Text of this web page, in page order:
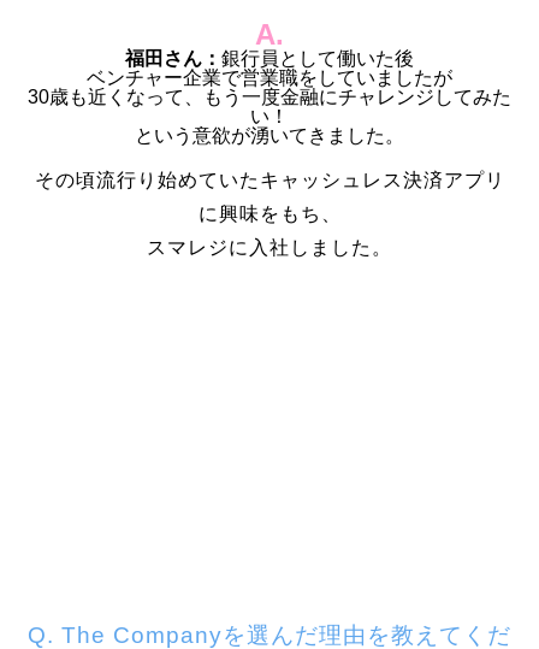
A.
福田さん： 銀行員として働いた後
ベンチャー企業で営業職をしていましたが
30歳も近くなって、もう一度金融にチャレンジしてみた
い！
という意欲が湧いてきました。
その頃流行り始めていた キャッシュレス決済アプリ
に興味をもち、
スマレジに入社しました。
Q. The Companyを選んだ理由を教えてくだ